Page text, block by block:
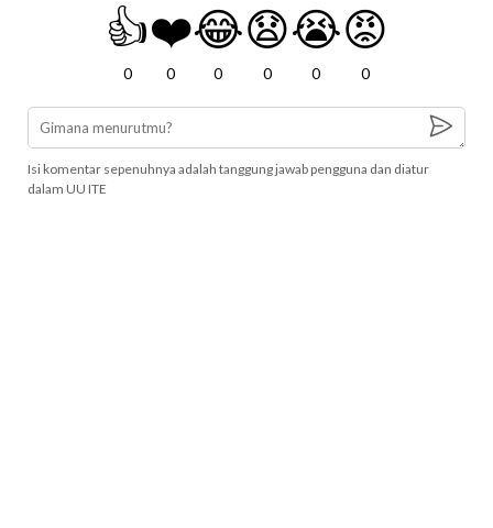
👍
0
❤️
0
😂
0
😧
0
😭
0
😡
0
Isi komentar sepenuhnya adalah tanggung jawab pengguna dan diatur
dalam UU ITE